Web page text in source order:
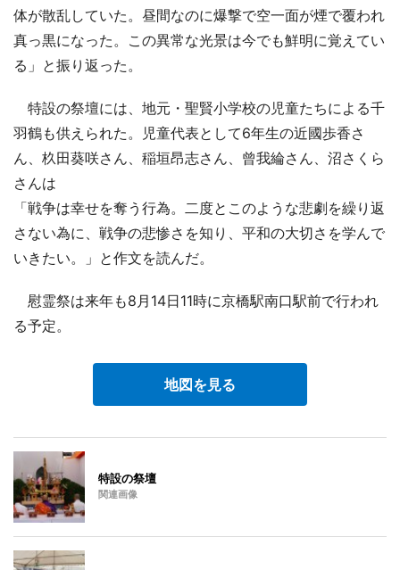
体が散乱していた。昼間なのに爆撃で空一面が煙で覆われ
真っ黒になった。この異常な光景は今でも鮮明に覚えてい
る」と振り返った。
特設の祭壇には、地元・聖賢小学校の児童たちによる千
羽鶴も供えられた。児童代表として6年生の近國歩香さ
ん、杦田葵咲さん、稲垣昂志さん、曾我綸さん、沼さくら
さんは
「戦争は幸せを奪う行為。二度とこのような悲劇を繰り返
さない為に、戦争の悲惨さを知り、平和の大切さを学んで
いきたい。」と作文を読んだ。
慰霊祭は来年も8月14日11時に京橋駅南口駅前で行われ
る予定。
地図を見る
特設の祭壇
関連画像